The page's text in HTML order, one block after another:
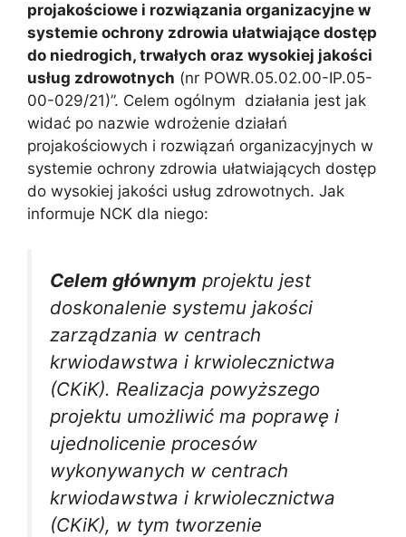
projakościowe i rozwiązania organizacyjne w
systemie ochrony zdrowia ułatwiające dostęp
do niedrogich, trwałych oraz wysokiej jakości
usług zdrowotnych (nr POWR.05.02.00-IP.05-
00-029/21)”. Celem ogólnym działania jest jak
widać po nazwie wdrożenie działań
projakościowych i rozwiązań organizacyjnych w
systemie ochrony zdrowia ułatwiających dostęp
do wysokiej jakości usług zdrowotnych. Jak
informuje NCK dla niego:
Celem głównym projektu jest
doskonalenie systemu jakości
zarządzania w centrach
krwiodawstwa i krwiolecznictwa
(CKiK). Realizacja powyższego
projektu umożliwić ma poprawę i
ujednolicenie procesów
wykonywanych w centrach
krwiodawstwa i krwiolecznictwa
(CKiK), w tym tworzenie